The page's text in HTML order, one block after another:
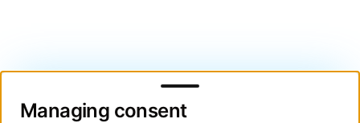
Managing consent
Managing consent